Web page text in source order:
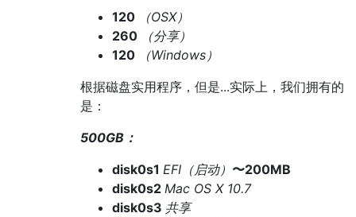
120
（OSX）
260
（分享）
120
（Windows）
根据磁盘实用程序，但是...实际上，我们拥有的
是：
500GB：
disk0s1 EFI（启动） 〜200MB
disk0s2 Mac OS X 10.7
disk0s3 共享